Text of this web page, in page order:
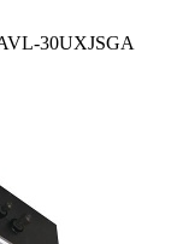
30UXJSGA